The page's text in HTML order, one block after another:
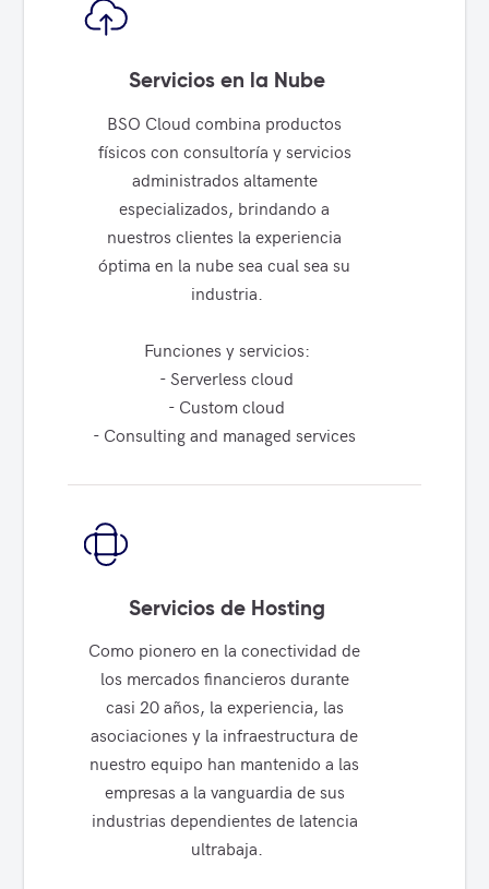
Servicios en la Nube
BSO Cloud combina productos
físicos con consultoría y servicios
administrados altamente
especializados, brindando a
nuestros clientes la experiencia
óptima en la nube sea cual sea su
industria.
Funciones y servicios:
- Serverless cloud
- Custom cloud
- Consulting and managed services
Servicios de Hosting
Como pionero en la conectividad de
los mercados financieros durante
casi 20 años, la experiencia, las
asociaciones y la infraestructura de
nuestro equipo han mantenido a las
empresas a la vanguardia de sus
industrias dependientes de latencia
ultrabaja.